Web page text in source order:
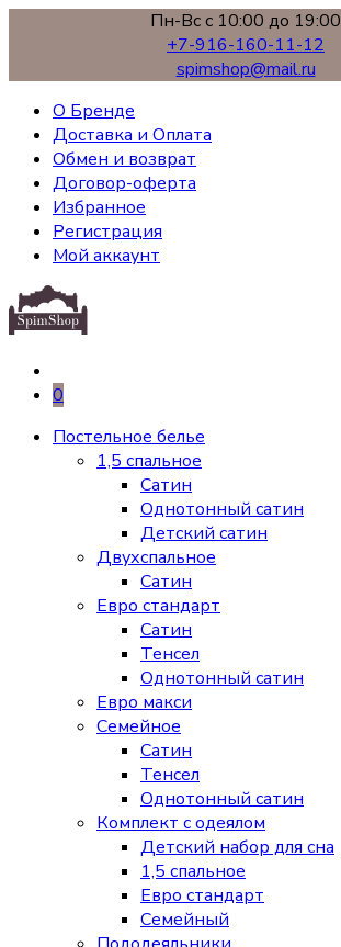
Пн-Вс с 10:00 до 19:00
+7-916-160-11-12
spimshop@mail.ru
О Бренде
Доставка и Оплата
Обмен и возврат
Договор-оферта
Избранное
Регистрация
Мой аккаунт
0
Постельное белье
1,5 спальное
Сатин
Однотонный сатин
Детский сатин
Двухспальное
Сатин
Евро стандарт
Сатин
Тенсел
Однотонный сатин
Евро макси
Семейное
Сатин
Тенсел
Однотонный сатин
Комплект с одеялом
Детский набор для сна
1,5 спальное
Евро стандарт
Семейный